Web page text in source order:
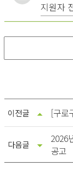
지원자
이전글 [구로
다음글
2026
공고